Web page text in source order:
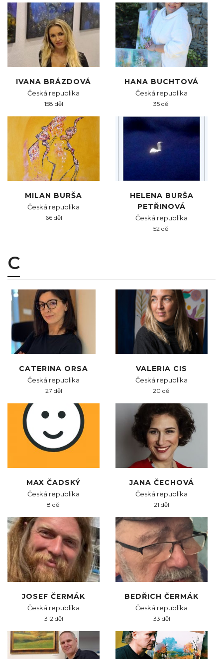
IVANA BRÁZDOVÁ
Česká republika
158 děl
HANA BUCHTOVÁ
Česká republika
35 děl
MILAN BURŠA
Česká republika
66 děl
HELENA BURŠA
PETŘINOVÁ
Česká republika
52 děl
C
CATERINA ORSA
Česká republika
27 děl
VALERIA CIS
Česká republika
20 děl
MAX ČADSKÝ
Česká republika
8 děl
JANA ČECHOVÁ
Česká republika
21 děl
JOSEF ČERMÁK
Česká republika
312 děl
BEDŘICH ČERMÁK
Česká republika
33 děl